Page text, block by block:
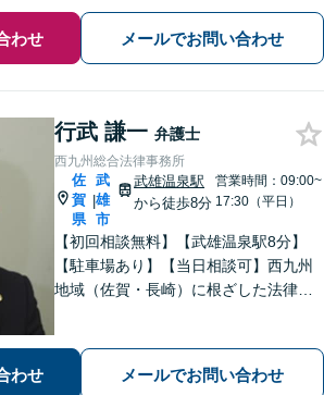
わせ メールでお問い合わせ
行武 謙一 弁護士
西九州総合法律事務所
佐
賀
県
|
武
雄
市
武雄温泉駅
から徒歩8分
営業時間：09:00~
17:30（平日）
【初回相談無料】【武雄温泉駅8分】
【駐車場あり】【当日相談可】西九州
地域（佐賀・長崎）に根ざした法律事
親しみやすい弁護士として、あなたの
お悩みをしっかり受け止めます！
わせ メールでお問い合わせ